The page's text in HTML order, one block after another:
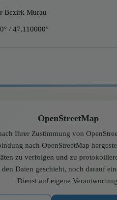
Bezirk Murau
/ 47.110000°
OpenStreetMap
Ihrer Zustimmung von
nach OpenStreetMap
zu verfolgen und zu
Daten geschieht, noch darauf
Dienst auf eigene